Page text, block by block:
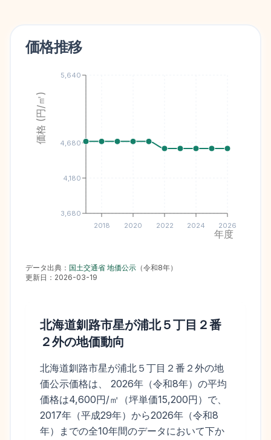
価格推移
2018 2020 2022 2024 2026
年度
3,680
4,180
4,680
5,640
価格 (円/㎡)
データ出典： 国土交通省 地価公示 （令和8年）
更新日： 2026-03-19
北海道釧路市星が浦北５丁目２番
２外の地価動向
北海道釧路市星が浦北５丁目２番２外の地
価公示価格は、 2026年（令和8年）の平均
価格は4,600円/㎡（坪単価15,200円）で、
2017年（平成29年）から2026年（令和8
年）までの全10年間のデータにおいて下か